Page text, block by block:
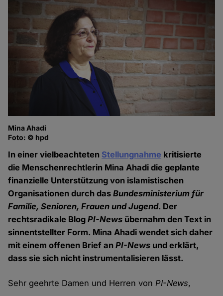
Mina Ahadi
Foto: © hpd
In einer vielbeachteten Stellungnahme kritisierte
die Menschenrechtlerin Mina Ahadi die geplante
finanzielle Unterstützung von islamistischen
Organisationen durch dasBundesministerium für
Familie, Senioren, Frauen und Jugend. Der
rechtsradikale BlogPI-News übernahm den Text in
sinnentstellter Form. Mina Ahadi wendet sich daher
mit einem offenen Brief anPI-News und erklärt,
dass sie sich nicht instrumentalisieren lässt.
Sehr geehrte Damen und Herren vonPI-News,